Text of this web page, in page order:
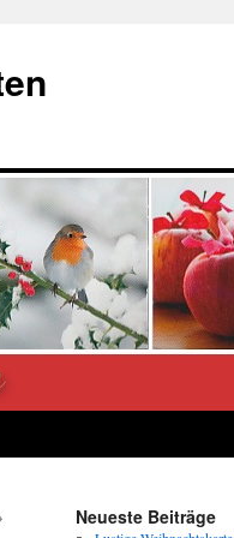
Neueste Beiträge